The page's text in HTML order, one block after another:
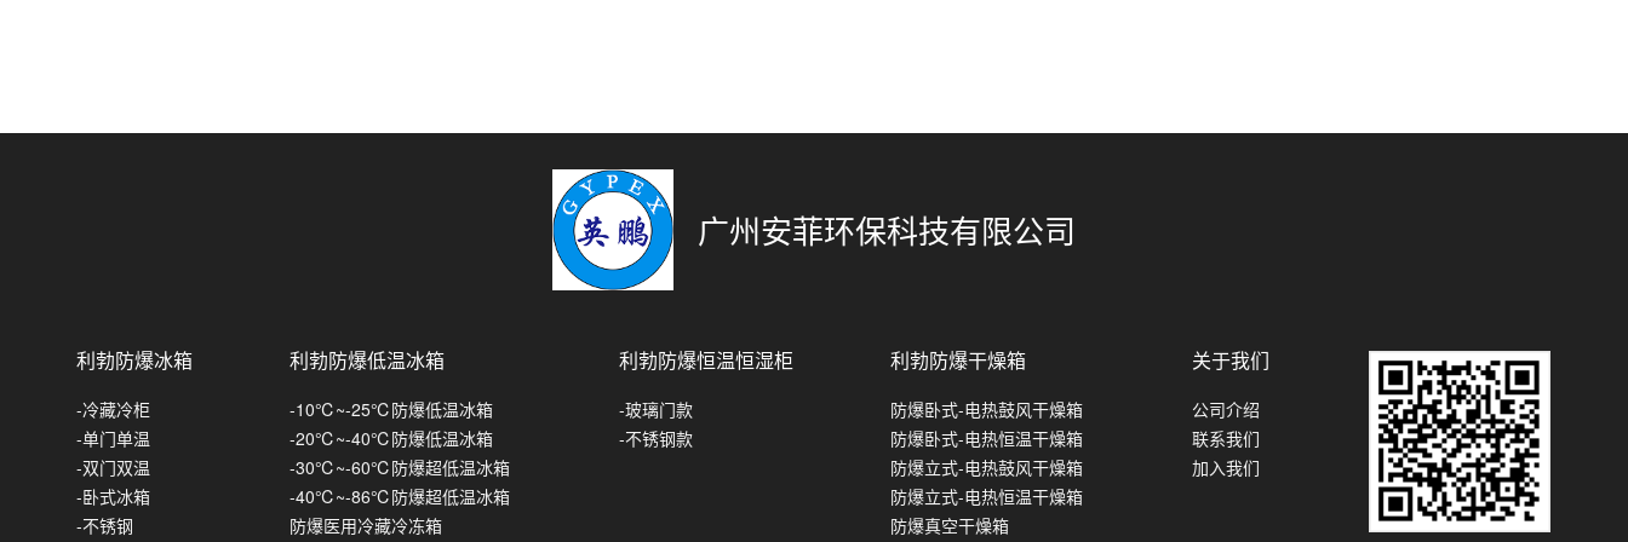
防爆吊顶式除湿机
风管式-防爆降温除湿机
防爆湿膜加湿机
英鹏防爆风幕机
防爆风幕机-电加热
防爆风幕机-水暖系列
防爆风幕机-离心式
防爆风幕机-天花式
-双室真空包装机
-倾斜式真空包装机
-外抽式真空包装机
防爆薄膜封口机
防爆手持式封口机
英鹏防爆手持式打包机
英鹏防爆喷码机/打码机
英鹏防爆手持式喷码机
英鹏防爆缝包机
广州安菲环保科技有限公司
利勃防爆冰箱
-冷藏冷柜
-单门单温
-双门双温
-卧式冰箱
-不锈钢
利勃防爆低温冰箱
-10℃~-25℃防爆低温冰箱
-20℃~-40℃防爆低温冰箱
-30℃~-60℃防爆超低温冰箱
-40℃~-86℃防爆超低温冰箱
防爆医用冷藏冷冻箱
利勃防爆恒温恒湿柜
-玻璃门款
-不锈钢款
利勃防爆干燥箱
防爆卧式-电热鼓风干燥箱
防爆卧式-电热恒温干燥箱
防爆立式-电热鼓风干燥箱
防爆立式-电热恒温干燥箱
防爆真空干燥箱
关于我们
公司介绍
联系我们
加入我们